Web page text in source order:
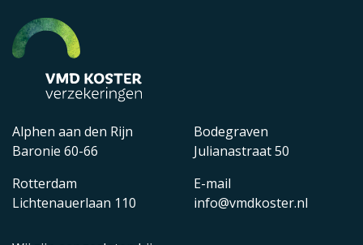
Alphen aan den Rijn
Baronie 60-66
Rotterdam
Lichtenauerlaan 110
Bodegraven
Julianastraat 50
E-mail
info@vmdkoster.nl